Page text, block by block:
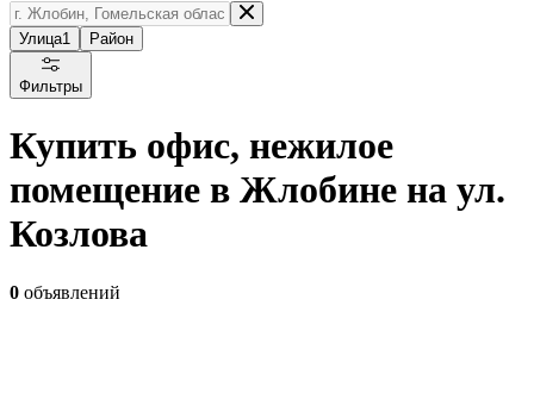
Улица1 Район
Фильтры
Купить офис, нежилое
помещение в Жлобине на ул.
Козлова
0 объявлений